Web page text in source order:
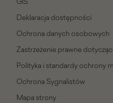
Deklaracja dostępności
Ochrona danych osobowych
Zastrzeżenie prawne
Polityka i standardy ochrony
Ochrona Sygnalistów
Mapa strony